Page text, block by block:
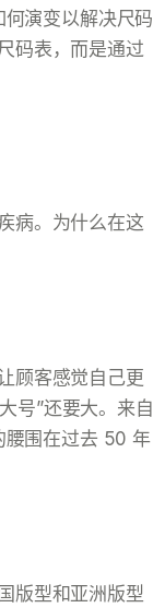
演变以解决尺码
码表，而是通过
病。为什么在这
顾客感觉自己更
号”还要大。来自
腰围在过去 50 年
版型和亚洲版型